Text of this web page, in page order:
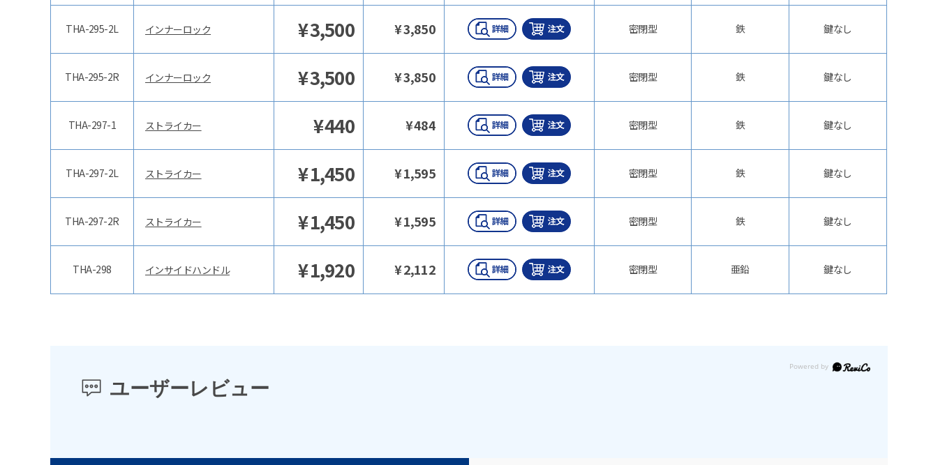
THA-295-2L インナーロック ¥3,500 ¥3,850
THA-295-2R インナーロック ¥3,500 ¥3,850
THA-297-1 ストライカー ¥440 ¥484
THA-297-2L ストライカー ¥1,450 ¥1,595
THA-297-2R ストライカー ¥1,450 ¥1,595
THA-298 インサイドハンドル ¥1,920 ¥2,112
密閉型 鉄 鍵なし
密閉型 鉄 鍵なし
密閉型 鉄 鍵なし
密閉型 鉄 鍵なし
密閉型 鉄 鍵なし
密閉型 亜鉛 鍵なし
ユーザーレビュー